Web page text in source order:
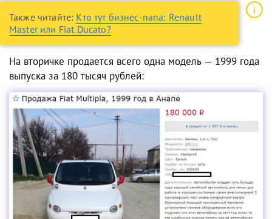
Также читайте: Кто тут бизнес-папа: Renault
Master или Fiat Ducato?
На вторичке продается всего одна модель — 1999 года
выпуска за 180 тысяч рублей: